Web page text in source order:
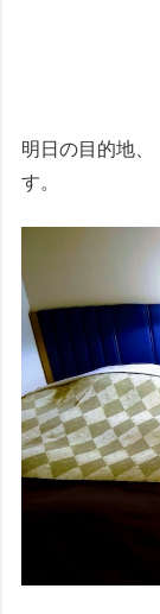
明日の目的地
す。